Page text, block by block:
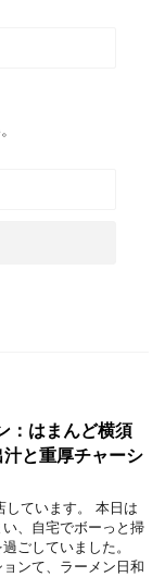
：はまんど横須
と重厚チャーシ
ています。 本日は
、自宅でボーっと掃
ごしていました。
ンて、ラーメン日和